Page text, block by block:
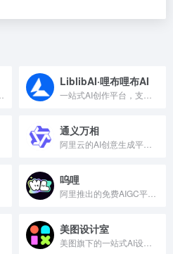
LiblibAI·哩布哩布AI
通义万相
呜哩
美图设计室